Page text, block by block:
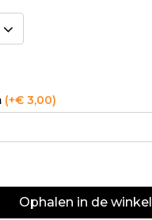
(+€ 3,00)
Ophalen in de winkel